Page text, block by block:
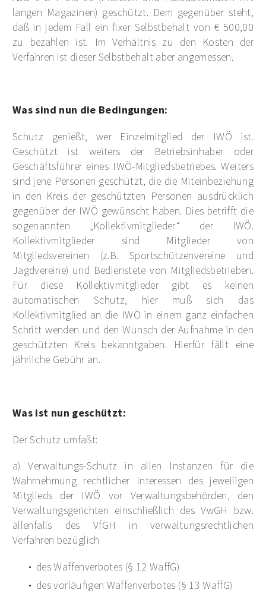
langen Magazinen) geschützt. Dem gegenüber steht,
daß in jedem Fall ein fixer Selbstbehalt von € 500,00
zu bezahlen ist. Im Verhältnis zu den Kosten der
Verfahren ist dieser Selbstbehalt aber angemessen.
Was sind nun die Bedingungen:
Schutz genießt, wer Einzelmitglied der IWÖ ist.
Geschützt ist weiters der Betriebsinhaber oder
Geschäftsführer eines IWÖ-Mitgliedsbetriebes. Weiters
sind jene Personen geschützt, die die Miteinbeziehung
in den Kreis der geschützten Personen ausdrücklich
gegenüber der IWÖ gewünscht haben. Dies betrifft die
sogenannten „Kollektivmitglieder“ der IWÖ.
Kollektivmitglieder sind Mitglieder von
Mitgliedsvereinen (z.B. Sportschützenvereine und
Jagdvereine) und Bedienstete von Mitgliedsbetrieben.
Für diese Kollektivmitglieder gibt es keinen
automatischen Schutz, hier muß sich das
Kollektivmitglied an die IWÖ in einem ganz einfachen
Schritt wenden und den Wunsch der Aufnahme in den
geschützten Kreis bekanntgaben. Hierfür fällt eine
jährliche Gebühr an.
Was ist nun geschützt:
Der Schutz umfaßt:
a) Verwaltungs-Schutz in allen Instanzen für die
Wahrnehmung rechtlicher Interessen des jeweiligen
Mitglieds der IWÖ vor Verwaltungsbehörden, den
Verwaltungsgerichten einschließlich des VwGH bzw.
allenfalls des VfGH in verwaltungsrechtlichen
Verfahren bezüglich
des Waffenverbotes (§ 12 WaffG)
des vorläufigen Waffenverbotes (§ 13 WaffG)